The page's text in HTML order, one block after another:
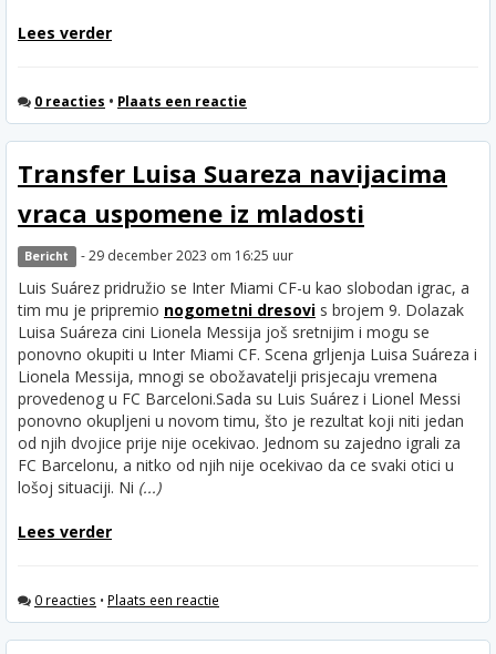
Lees verder
0 reacties • Plaats een reactie
Transfer Luisa Suareza navijacima
vraca uspomene iz mladosti
Bericht - 29 december 2023 om 16:25 uur
Luis Suárez pridružio se Inter Miami CF-u kao slobodan igrac, a
tim mu je pripremio nogometni dresovi s brojem 9. Dolazak
Luisa Suáreza cini Lionela Messija još sretnijim i mogu se
ponovno okupiti u Inter Miami CF. Scena grljenja Luisa Suáreza i
Lionela Messija, mnogi se obožavatelji prisjecaju vremena
provedenog u FC Barceloni.Sada su Luis Suárez i Lionel Messi
ponovno okupljeni u novom timu, što je rezultat koji niti jedan
od njih dvojice prije nije ocekivao. Jednom su zajedno igrali za
FC Barcelonu, a nitko od njih nije ocekivao da ce svaki otici u
lošoj situaciji. Ni (...)
Lees verder
0 reacties • Plaats een reactie